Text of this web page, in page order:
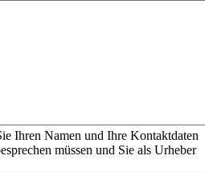
Ihren Namen und Ihre Kontaktdaten
müssen und Sie als Urheber